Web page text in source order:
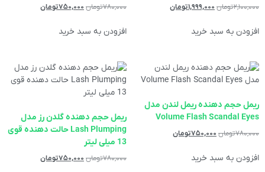
۲,۱۰۰,۰۰۰تومان ۱,۹۹۹,۰۰۰تومان
افزودن به سبد خرید
۷۸۰,۰۰۰تومان ۷۵۰,۰۰۰تومان
افزودن به سبد خرید
ریمل حجم دهنده ریمل لندن مدل
Volume Flash Scandal Eyes
۷۸۰,۰۰۰تومان ۷۵۰,۰۰۰تومان
افزودن به سبد خرید
ریمل حجم دهنده گلدن رز مدل
Lash Plumping حالت دهنده قوی
13 میلی لیتر
۷۸۰,۰۰۰تومان ۷۵۰,۰۰۰تومان